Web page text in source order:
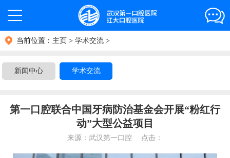
当前位置： 主页 > 学术交流 >
新闻中心 学术交流
第一口腔联合中国牙病防治基金会开展“粉红行
动”大型公益项目
来源：武汉第一口腔 点击：